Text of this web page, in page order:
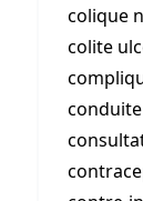
colique
colite